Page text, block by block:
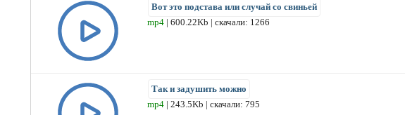
Вот это подстава или случай со свиньей
mp4 | 600.22Kb | скачали: 1266
Так и задушить можно
mp4 | 243.5Kb | скачали: 795